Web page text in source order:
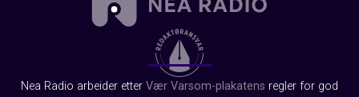
Nea Radio arbeider etter Vær Varsom-plakatens regler for god